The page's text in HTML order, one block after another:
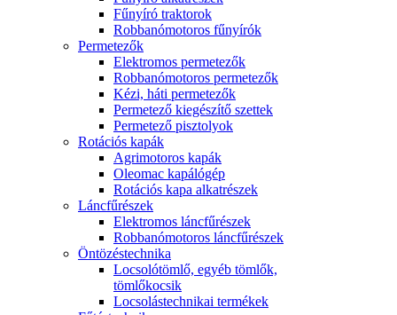
Fűnyíró traktorok
Robbanómotoros fűnyírók
Permetezők
Elektromos permetezők
Robbanómotoros permetezők
Kézi, háti permetezők
Permetező kiegészítő szettek
Permetező pisztolyok
Rotációs kapák
Agrimotoros kapák
Oleomac kapálógép
Rotációs kapa alkatrészek
Láncfűrészek
Elektromos láncfűrészek
Robbanómotoros láncfűrészek
Öntözéstechnika
Locsolótömlő, egyéb tömlők,
tömlőkocsik
Locsolástechnikai termékek